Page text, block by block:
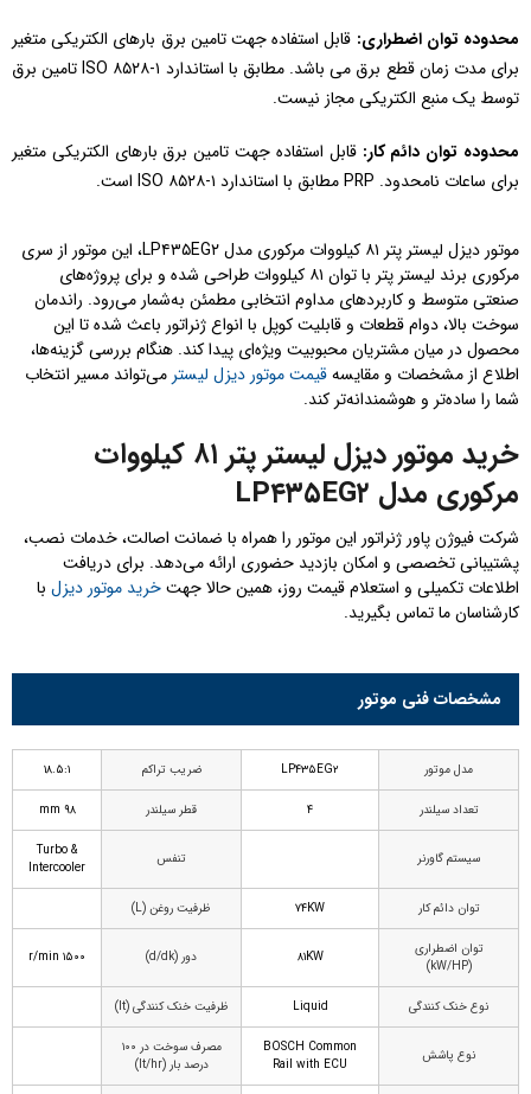
محدوده توان اضطراری: قابل استفاده جهت تامین برق بارهای الکتریکی متغیر
برای مدت زمان قطع برق می باشد. مطابق با استاندارد ISO ۸۵۲۸-۱ تامین برق
توسط یک منبع الکتریکی مجاز نیست.
محدوده توان دائم کار: قابل استفاده جهت تامین برق بارهای الکتریکی متغیر
برای ساعات نامحدود. PRP مطابق با استاندارد ISO ۸۵۲۸-۱ است.
موتور دیزل لیستر پتر ۸۱ کیلووات مرکوری مدل LP۴۳۵EG۲، این موتور از سری
مرکوری برند لیستر پتر با توان ۸۱ کیلووات طراحی شده و برای پروژه‌های
صنعتی متوسط و کاربردهای مداوم انتخابی مطمئن به‌شمار می‌رود. راندمان
سوخت بالا، دوام قطعات و قابلیت کوپل با انواع ژنراتور باعث شده تا این
محصول در میان مشتریان محبوبیت ویژه‌ای پیدا کند. هنگام بررسی گزینه‌ها،
اطلاع از مشخصات و مقایسهقیمت موتور دیزل لیستر می‌تواند مسیر انتخاب
شما را ساده‌تر و هوشمندانه‌تر کند.
خرید موتور دیزل لیستر پتر ۸۱ کیلووات
مرکوری مدل LP۴۳۵EG۲
شرکت فیوژن پاور ژنراتور این موتور را همراه با ضمانت اصالت، خدمات نصب،
پشتیبانی تخصصی و امکان بازدید حضوری ارائه می‌دهد. برای دریافت
اطلاعات تکمیلی و استعلام قیمت روز، همین حالا جهتخرید موتور دیزل با
کارشناسان ما تماس بگیرید.
مشخصات فنی موتور
مدل موتور LP۴۳۵EG۲ ضریب تراکم ۱۸.۵:۱
تعداد سیلندر ۴ قطر سیلندر ۹۸ mm
سیستم گاورنر تنفس
Turbo &
Intercooler
توان دائم کار ۷۴KW ظرفیت روغن (L)
توان اضطراری
(kW/HP)
۸۱KW دور (d/dk) ۱۵۰۰ r/min
نوع خنک کنندگی Liquid ظرفیت خنک کنندگی (lt)
نوع پاشش
BOSCH Common
Rail with ECU
مصرف سوخت در ۱۰۰
درصد بار (lt/hr)